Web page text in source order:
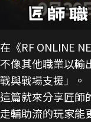
在《RF ONLINE
不像其他職業以輸
戰與戰場支援」。
這篇就來分享匠師
走輔助流的玩家能